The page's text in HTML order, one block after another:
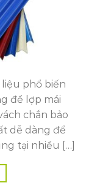
phổ biến
để lợp mái
chắn bảo
dễ dàng để
tại nhiều […]